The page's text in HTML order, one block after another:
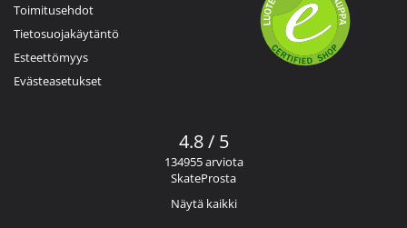
Toimitusehdot
Tietosuojakäytäntö
Esteettömyys
Evästeasetukset
4.8 / 5
134955 arviota
SkateProsta
Näytä kaikki